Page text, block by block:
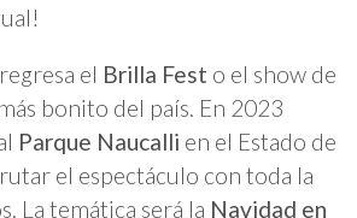
el Brilla Fest o el show de
bonito del país. En 2023
Parque Naucalli en el Estado de
el espectáculo con toda la
La temática será la Navidad en